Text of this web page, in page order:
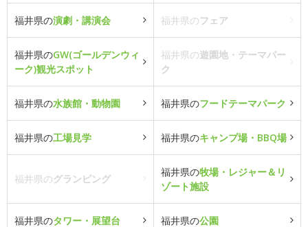
福井県の演劇・講演会 福井県のフェア
福井県のGW(ゴールデンウィ
ーク)観光スポット
福井県の遊園地・テーマパー
ク
福井県の水族館・動物園 福井県のフードテーマパーク
福井県の工場見学 福井県のキャンプ場・BBQ場
福井県のグランピング
福井県の牧場・レジャー＆リ
ゾート施設
福井県のタワー・展望台 福井県の公園